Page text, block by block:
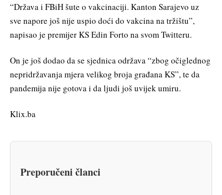
“Država i FBiH šute o vakcinaciji. Kanton Sarajevo uz
sve napore još nije uspio doći do vakcina na tržištu”,
napisao je premijer KS Edin Forto na svom Twitteru.
On je još dodao da se sjednica održava “zbog očiglednog
nepridržavanja mjera velikog broja građana KS”, te da
pandemija nije gotova i da ljudi još uvijek umiru.
Klix.ba
Preporučeni članci